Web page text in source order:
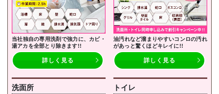
当社独自の専用洗剤で強力に、カビ・
湯アカを全部とり除きます!!
詳しく見る
油汚れなど溜まりやすいコンロの汚れ
があっと驚くほどキレイに!!
詳しく見る
洗面所 トイレ